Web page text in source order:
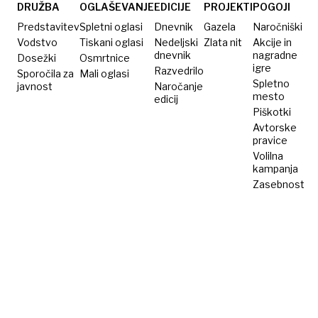
strah v
Natu
DRUŽBA
Predstavitev
Vodstvo
Dosežki
Sporočila za
javnost
OGLAŠEVANJE
Spletni oglasi
Tiskani oglasi
Osmrtnice
Mali oglasi
EDICIJE
Dnevnik
Nedeljski
dnevnik
Razvedrilo
Naročanje
edicij
PROJEKTI
Gazela
Zlata nit
POGOJI
Naročniški
Akcije in
nagradne
igre
Spletno
mesto
Piškotki
Avtorske
pravice
Volilna
kampanja
Zasebnost